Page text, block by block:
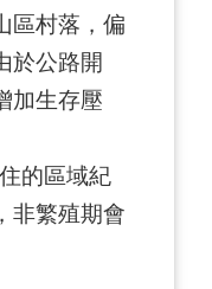
區村落，偏
於公路開
加生存壓
的區域紀
非繁殖期會